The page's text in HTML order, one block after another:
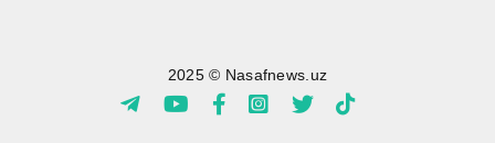
2025 © Nasafnews.uz